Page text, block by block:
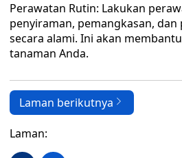
Perawatan Rutin: Lakukan
penyiraman, pemangkasan,
secara alami. Ini akan
tanaman Anda.
Laman berikutnya
Laman: